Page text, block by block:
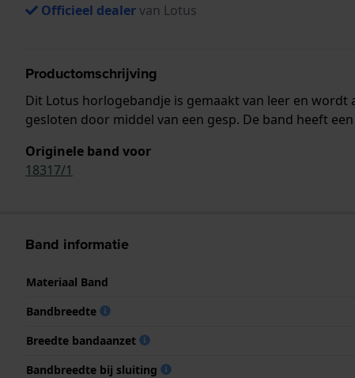
Officieel dealervan Lotus
Productomschrijving
Dit Lotus horlogebandje is gemaakt van leer en
gesloten door middel van een gesp. De band heeft
Originele band voor
18317/1
Band informatie
Materiaal Band
Bandbreedte
Breedte bandaanzet
Bandbreedte bij sluiting